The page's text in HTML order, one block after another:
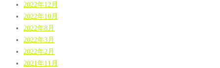
2022年12月
2022年10月
2022年8月
2022年3月
2022年2月
2021年11月